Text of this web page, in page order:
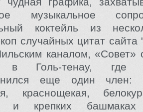
музыкальное
коктейль из
случайных цитат сайта
каналом, «Совет»
в Голь-тенау, где
еще один
краснощекая,
и крепких башмаках